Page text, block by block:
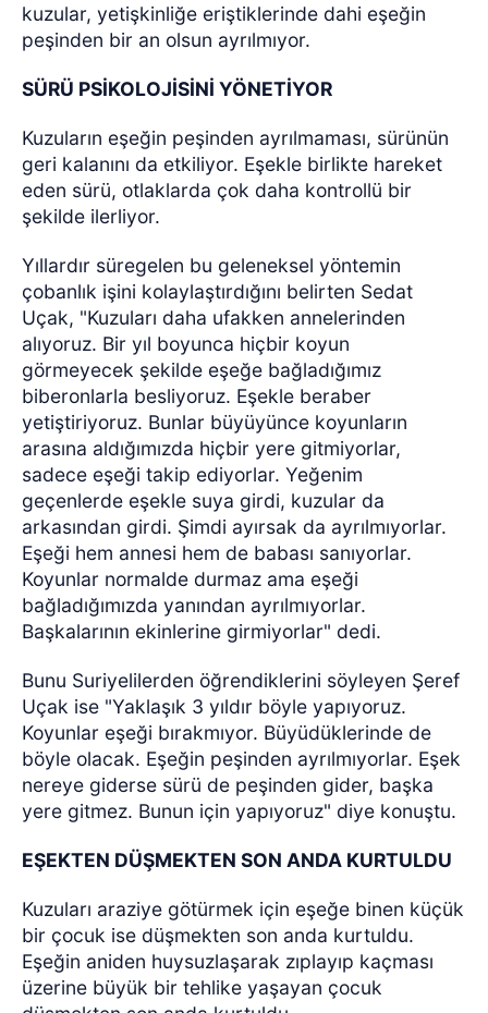
kuzular, yetişkinliğe eriştiklerinde dahi eşeğin
peşinden bir an olsun ayrılmıyor.
SÜRÜ PSİKOLOJİSİNİ YÖNETİYOR
Kuzuların eşeğin peşinden ayrılmaması, sürünün
geri kalanını da etkiliyor. Eşekle birlikte hareket
eden sürü, otlaklarda çok daha kontrollü bir
şekilde ilerliyor.
Yıllardır süregelen bu geleneksel yöntemin
çobanlık işini kolaylaştırdığını belirten Sedat
Uçak, "Kuzuları daha ufakken annelerinden
alıyoruz. Bir yıl boyunca hiçbir koyun
görmeyecek şekilde eşeğe bağladığımız
biberonlarla besliyoruz. Eşekle beraber
yetiştiriyoruz. Bunlar büyüyünce koyunların
arasına aldığımızda hiçbir yere gitmiyorlar,
sadece eşeği takip ediyorlar. Yeğenim
geçenlerde eşekle suya girdi, kuzular da
arkasından girdi. Şimdi ayırsak da ayrılmıyorlar.
Eşeği hem annesi hem de babası sanıyorlar.
Koyunlar normalde durmaz ama eşeği
bağladığımızda yanından ayrılmıyorlar.
Başkalarının ekinlerine girmiyorlar" dedi.
Bunu Suriyelilerden öğrendiklerini söyleyen Şeref
Uçak ise "Yaklaşık 3 yıldır böyle yapıyoruz.
Koyunlar eşeği bırakmıyor. Büyüdüklerinde de
böyle olacak. Eşeğin peşinden ayrılmıyorlar. Eşek
nereye giderse sürü de peşinden gider, başka
yere gitmez. Bunun için yapıyoruz" diye konuştu.
EŞEKTEN DÜŞMEKTEN SON ANDA KURTULDU
Kuzuları araziye götürmek için eşeğe binen küçük
bir çocuk ise düşmekten son anda kurtuldu.
Eşeğin aniden huysuzlaşarak zıplayıp kaçması
üzerine büyük bir tehlike yaşayan çocuk